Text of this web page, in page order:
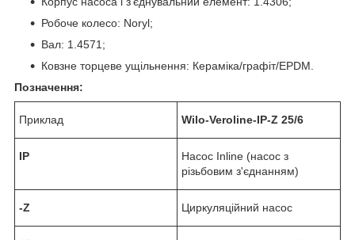
Робоче колесо: Noryl;
Вал: 1.4571;
Ковзне торцеве ущільнення: Кераміка/графіт/EPDM.
Позначення:
Приклад Wilo‐Veroline‐IP‐Z 25/6
IP
Насос Inline (насос з
різьбовим з'єднанням)
‐Z Циркуляційний насос